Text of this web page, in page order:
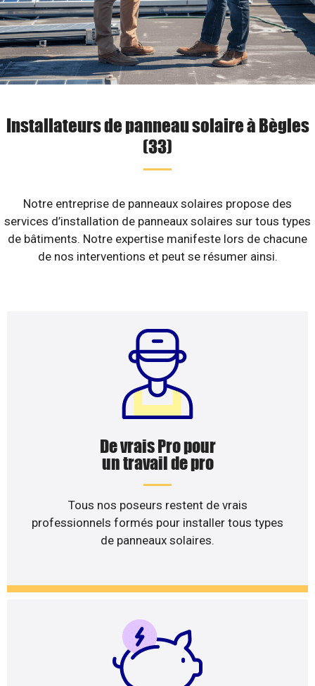
Installateurs de panneau solaire à Bègles
(33)
Notre entreprise de panneaux solaires propose des
services d’installation de panneaux solaires sur tous types
de bâtiments. Notre expertise manifeste lors de chacune
de nos interventions et peut se résumer ainsi.
De vrais Pro pour
un travail de pro
Tous nos poseurs restent de vrais
professionnels formés pour installer tous types
de panneaux solaires.